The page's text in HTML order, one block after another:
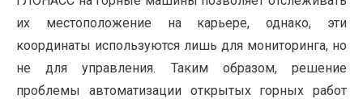
их местоположение на карьере, однако, эти
координаты используются лишь для мониторинга, но
не для управления. Таким образом, решение
проблемы автоматизации открытых горных работ